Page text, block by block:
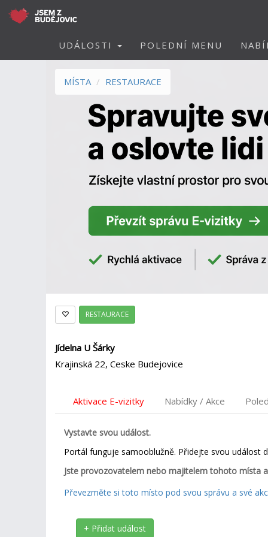
UDÁLOSTI POLEDNÍ MENU
MÍSTA RESTAURACE
RESTAURACE
Jídelna U Šárky
Krajinská 22, Ceske Budejovice
Aktivace E-vizitky Nabídky / Akce
Vystavte svou událost.
Portál funguje samooblužně. Přidejte svou událost
Jste provozovatelem nebo majitelem tohoto místa
Převezměte si toto místo pod svou správu a své
+ Přidat událost